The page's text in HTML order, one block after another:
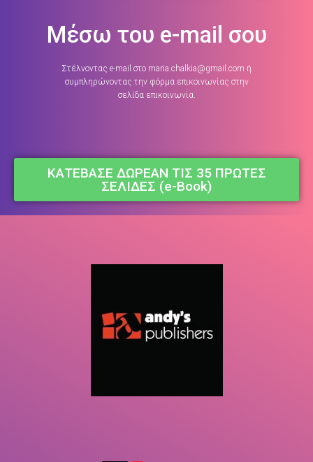
Μέσω του e-mail σου
Στέλνοντας e-mail στο maria.chalkia@gmail.com ή
συμπληρώνοντας την φόρμα επικοινωνίας στην
σελίδα επικοινωνία.
ΚΑΤΕΒΑΣΕ ΔΩΡΕΑΝ ΤΙΣ 35 ΠΡΩΤΕΣ
ΣΕΛΙΔΕΣ (e-Book)